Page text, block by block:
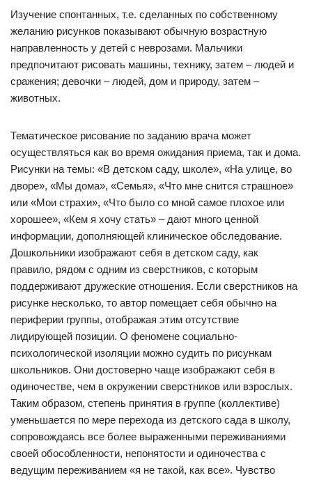
Изучение спонтанных, т.е. сделанных по собственному
желанию рисунков показывают обычную возрастную
направленность у детей с неврозами. Мальчики
предпочитают рисовать машины, технику, затем – людей и
сражения; девочки – людей, дом и природу, затем –
животных.
Тематическое рисование по заданию врача может
осуществляться как во время ожидания приема, так и дома.
Рисунки на темы: «В детском саду, школе», «На улице, во
дворе», «Мы дома», «Семья», «Что мне снится страшное»
или «Мои страхи», «Что было со мной самое плохое или
хорошее», «Кем я хочу стать» – дают много ценной
информации, дополняющей клиническое обследование.
Дошкольники изображают себя в детском саду, как
правило, рядом с одним из сверстников, с которым
поддерживают дружеские отношения. Если сверстников на
рисунке несколько, то автор помещает себя обычно на
периферии группы, отображая этим отсутствие
лидирующей позиции. О феномене социально-
психологической изоляции можно судить по рисункам
школьников. Они достоверно чаще изображают себя в
одиночестве, чем в окружении сверстников или взрослых.
Таким образом, степень принятия в группе (коллективе)
уменьшается по мере перехода из детского сада в школу,
сопровождаясь все более выраженными переживаниями
своей обособленности, непонятости и одиночества с
ведущим переживанием «я не такой, как все». Чувство